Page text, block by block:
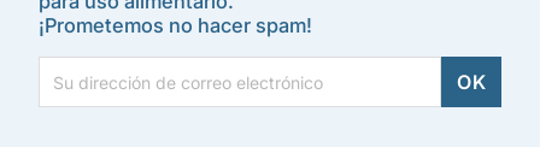
¡Prometemos no hacer spam!